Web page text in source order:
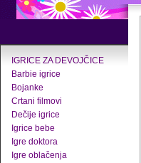
IGRICE ZA DEVOJČICE
Barbie igrice
Bojanke
Crtani filmovi
Dečije igrice
Igrice bebe
Igre doktora
Igre oblačenja